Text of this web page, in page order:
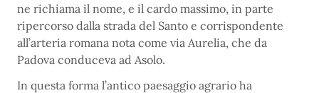
ne richiama il nome, e il cardo massimo, in parte
ripercorso dalla strada del Santo e corrispondente
all’arteria romana nota come via Aurelia, che da
Padova conduceva ad Asolo.
In questa forma l’antico paesaggio agrario ha